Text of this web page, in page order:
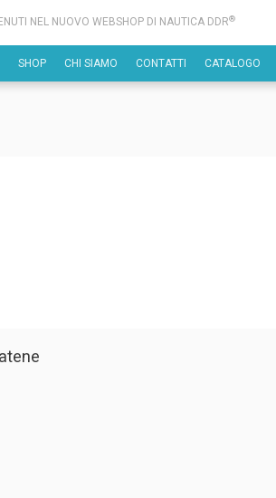
NEL NUOVO WEBSHOP DI NAUTICA DDR®
SHOP CHI SIAMO CONTATTI CATALOGO